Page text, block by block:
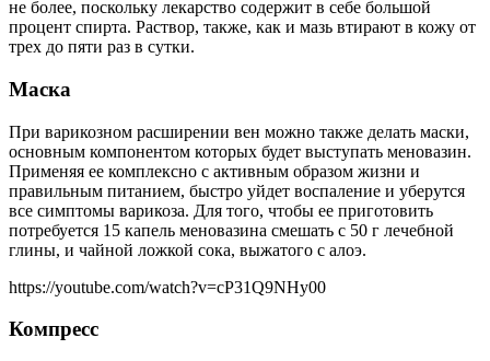
не более, поскольку лекарство содержит в себе большой
процент спирта. Раствор, также, как и мазь втирают в кожу от
трех до пяти раз в сутки.
Маска
При варикозном расширении вен можно также делать маски,
основным компонентом которых будет выступать меновазин.
Применяя ее комплексно с активным образом жизни и
правильным питанием, быстро уйдет воспаление и уберутся
все симптомы варикоза. Для того, чтобы ее приготовить
потребуется 15 капель меновазина смешать с 50 г лечебной
глины, и чайной ложкой сока, выжатого с алоэ.
https://youtube.com/watch?v=cP31Q9NHy00
Компресс